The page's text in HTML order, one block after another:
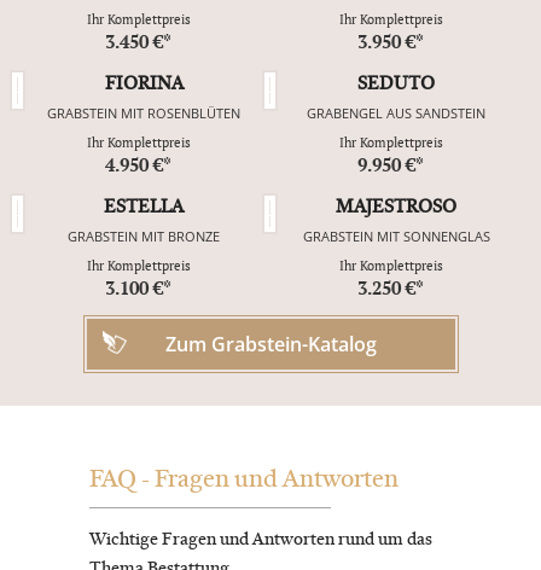
Ihr Komplettpreis
3.450 €*
Ihr Komplettpreis
3.950 €*
FIORINA
GRABSTEIN MIT ROSENBLÜTEN
Ihr Komplettpreis
4.950 €*
SEDUTO
GRABENGEL AUS SANDSTEIN
Ihr Komplettpreis
9.950 €*
ESTELLA
GRABSTEIN MIT BRONZE
Ihr Komplettpreis
3.100 €*
MAJESTROSO
GRABSTEIN MIT SONNENGLAS
Ihr Komplettpreis
3.250 €*
Zum Grabstein-Katalog
FAQ - Fragen und Antworten
Wichtige Fragen und Antworten rund um das